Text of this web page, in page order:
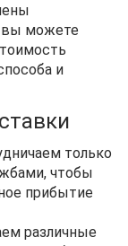
вы можете
и
только
чтобы
прибытие
различные